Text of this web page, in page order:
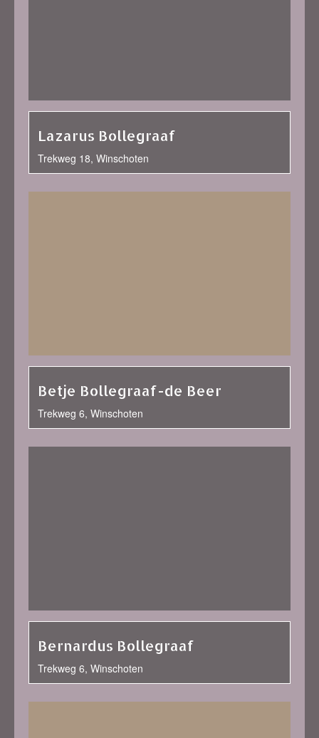
Lazarus Bollegraaf
Trekweg 18, Winschoten
Betje Bollegraaf-de Beer
Trekweg 6, Winschoten
Bernardus Bollegraaf
Trekweg 6, Winschoten